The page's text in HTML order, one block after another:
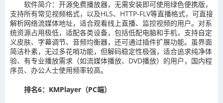
软件简介：开源免费播放器，无需安装即可使用绿色便携版，
支持所有常见视频格式，以及HLS、HTTP-FLV等直播格式，可直接
解析网络流媒体地址，适合观看线上直播、监控视频的用户。对系
统资源占用极低，适配各类设备，包括低配电脑和手机，支持自定
义皮肤、字幕调节、音频均衡器，还可通过插件扩展功能。虽界面
简洁朴素，无过多花哨功能，但解码稳定性极强，适合追求纯净体
验、有专业播放需求（如流媒体播放、DVD播放）的用户，国内程
序员、办公人士使用频率较高。
排名6：KMPlayer（PC端）